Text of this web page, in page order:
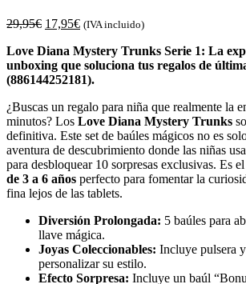
29,95€ 17,95€ (IVA incluido)
Love Diana Mystery Trunks Serie 1: La
unboxing que soluciona tus regalos de
(886144252181).
¿Buscas un regalo para niña que realmente la
minutos? Los Love Diana Mystery Trunks
definitiva. Este set de baúles mágicos no es
aventura de descubrimiento donde las niñas
para desbloquear 10 sorpresas exclusivas. Es el
de 3 a 6 años perfecto para fomentar la
fina lejos de las tablets.
Diversión Prolongada: 5 baúles para
llave mágica.
Joyas Coleccionables: Incluye pulsera
personalizar su estilo.
Efecto Sorpresa: Incluye un baúl